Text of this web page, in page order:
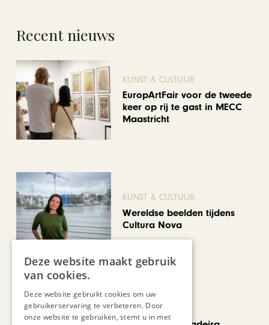
Recent nieuws
KUNST & CULTUUR
EuropArtFair voor de tweede
keer op rij te gast in MECC
Maastricht
KUNST & CULTUUR
Wereldse beelden tijdens
Cultura Nova
REIZEN
Deze website maakt gebruik
van cookies.
Deze website gebruikt cookies om uw
gebruikerservaring te verbeteren. Door
onze website te gebruiken, stemt u in met